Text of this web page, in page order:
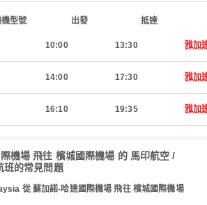
型號 出發 抵達
10:00 13:30 雅加
14:00 17:30 雅加
16:10 19:35 雅加
機場 飛往 檳城國際機場 的 馬印航空 /
的常見問題
從 蘇加諾-哈達國際機場 飛往 檳城國際機場